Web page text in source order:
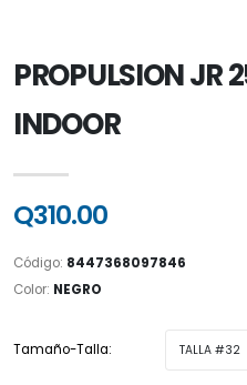
PROPULSION JR
INDOOR
Q310.00
Código: 8447368097846
Color: NEGRO
Tamaño-Talla: